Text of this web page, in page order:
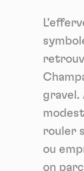
gravel.
rouler
ou
on